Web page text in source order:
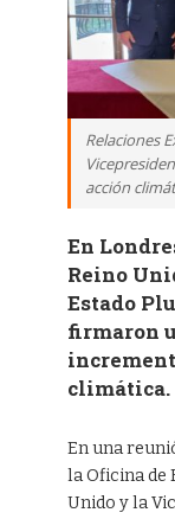
Relaciones
acción
En
Reino
Estado
firmaron
climática.
En una
la Oficina de
Unido y la